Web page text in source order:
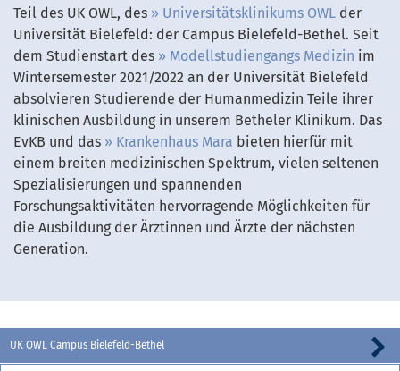
Teil des UK OWL, des
Universitätsklinikums OWL der
Universität Bielefeld: der Campus Bielefeld-Bethel. Seit
dem Studienstart des
Modellstudiengangs Medizin im
Wintersemester 2021/2022 an der Universität Bielefeld
absolvieren Studierende der Humanmedizin Teile ihrer
klinischen Ausbildung in unserem Betheler Klinikum. Das
EvKB und das
Krankenhaus Mara bieten hierfür mit
einem breiten medizinischen Spektrum, vielen seltenen
Spezialisierungen und spannenden
Forschungsaktivitäten hervorragende Möglichkeiten für
die Ausbildung der Ärztinnen und Ärzte der nächsten
Generation.
UK OWL Campus Bielefeld-Bethel